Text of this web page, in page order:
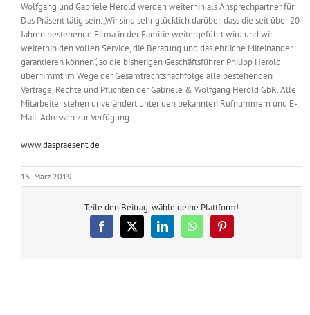
Wolfgang und Gabriele Herold werden weiterhin als Ansprechpartner für
Das Präsent tätig sein. „Wir sind sehr glücklich darüber, dass die seit über 20
Jahren bestehende Firma in der Familie weitergeführt wird und wir
weiterhin den vollen Service, die Beratung und das ehrliche Miteinander
garantieren können“, so die bisherigen Geschäftsführer. Philipp Herold
übernimmt im Wege der Gesamtrechtsnachfolge alle bestehenden
Verträge, Rechte und Pflichten der Gabriele & Wolfgang Herold GbR. Alle
Mitarbeiter stehen unverändert unter den bekannten Rufnummern und E-
Mail-Adressen zur Verfügung.
www.daspraesent.de
15. März 2019
Teile den Beitrag, wähle deine Plattform!
Facebook
X LinkedInWhatsAppPinterest